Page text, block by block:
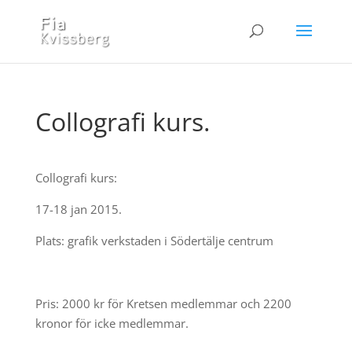
Collografi kurs.
Collografi kurs:
17-18 jan 2015.
Plats: grafik verkstaden i Södertälje centrum
Pris: 2000 kr för Kretsen medlemmar och 2200
kronor för icke medlemmar.